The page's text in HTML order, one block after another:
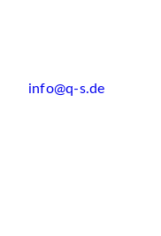
info@q-s.de